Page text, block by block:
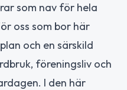
som nav för hela
oss som bor här
och en särskild
föreningsliv och
I den här